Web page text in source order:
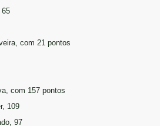
65
com 21 pontos
com 157 pontos
109
97